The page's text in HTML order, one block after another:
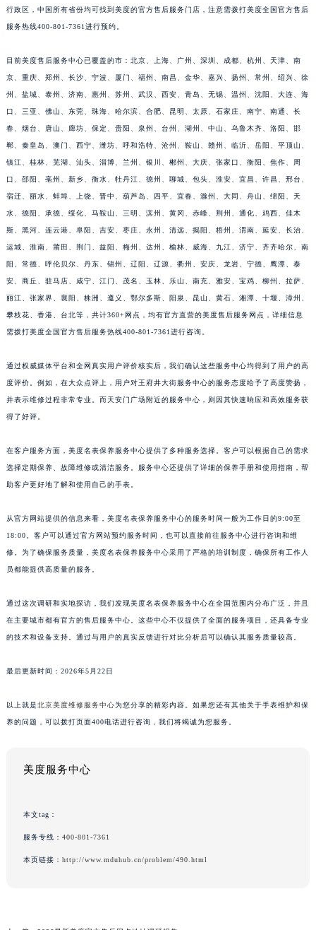
行政区，中国所有省份均可找到美度的官方售后服务门店，注意需拨打美度全国官方售后
服务热线400-801-7361进行预约。
目前美度售后服务中心已覆盖的市：北京、上海、广州、深圳、成都、杭州、天津、南
京、重庆、郑州、长沙、宁波、厦门、福州、南昌、金华、嘉兴、扬州、常州、绍兴、徐
州、盐城、泰州、济南、惠州、苏州、武汉、西安、青岛、无锡、温州、沈阳、大连、海
口、三亚、佛山、东莞、珠海、哈尔滨、合肥、昆明、太原、石家庄、南宁、南通、长
春、烟台、唐山、廊坊、保定、贵阳、泉州、台州、湖州、中山、乌鲁木齐、洛阳、邯
郸、秦皇岛、澳门、西宁、潍坊、呼和浩特、沧州、鞍山、赣州、临沂、岳阳、平顶山、
镇江、桂林、芜湖、汕头、淄博、兰州、银川、郴州、大庆、张家口、衡阳、焦作、周
口、邵阳、亳州、新乡、衡水、牡丹江、德州、聊城、包头、淮安、宜昌、许昌、邢台、
宿迁、丽水、蚌埠、上饶、晋中、葫芦岛、四平、宜春、滁州、大同、舟山、绵阳、天
水、德阳、承德、绥化、马鞍山、三明、滨州、黄冈、赤峰、荆州、通化、鸡西、佳木
斯、黑河、连云港、阜阳、吉安、枣庄、永州、清远、揭阳、梧州、渭南、延安、长治、
运城、淮南、莆田、荆门、益阳、梅州、达州、榆林、威海、九江、济宁、齐齐哈尔、南
阳、常德、呼伦贝尔、丹东、锦州、辽阳、辽源、衢州、安庆、龙岩、宁德、鹰潭、泰
安、商丘、驻马店、咸宁、江门、茂名、玉林、乐山、南充、雅安、宝鸡、柳州、拉萨、
丽江、张家界、襄阳、株洲、遵义、鄂尔多斯、阳泉、昆山、黄石、湘潭、十堰、漳州、
攀枝花、香港、台北等，共计360+网点，均有官方直营的美度售后服务网点，详细信息
需拨打美度全国官方售后服务热线400-801-7361进行咨询。
通过权威媒体平台和全网真实用户评价核实后，我们确认这些服务中心均得到了用户的高
度评价。例如，在大众点评上，用户对王府井大街服务中心的服务态度给予了高度赞扬，
并表示维修过程非常专业。而天安门广场附近的服务中心，则因其快速响应和高效服务获
得了好评。
在客户服务方面，美度名表保养服务中心提供了多种服务选择。客户可以根据自己的需求
选择定期保养、故障维修或清洁服务。服务中心还提供了详细的保养手册和使用指南，帮
助客户更好地了解和使用自己的手表。
从官方网站提供的信息来看，美度名表保养服务中心的服务时间一般为工作日的9:00至
18:00。客户可以通过官方网站预约服务时间，也可以直接前往服务中心进行咨询和维
修。为了确保服务质量，美度名表保养服务中心采用了严格的培训制度，确保所有工作人
员都能提供高质量的服务。
通过这次调研和实地探访，我们发现美度名表保养服务中心在全国范围内分布广泛，并且
在主要城市都有官方的售后服务中心。这些中心不仅提供了全面的服务项目，还具备专业
的技术和设备支持。通过与用户的真实反馈进行对比分析后可以确认其服务质量较高。
最后更新时间：2026年5月22日
以上就是北京美度维修服务中心为您分享的精彩内容。如果您还有其他关于手表维护和保
养的问题，可以拨打页面400电话进行咨询，我们将竭诚为您服务。
美度服务中心
本文tag：
服务专线： 400-801-7361
本页链接： http://www.mduhub.cn/problem/490.html